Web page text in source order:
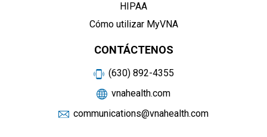
HIPAA
Cómo utilizar MyVNA
CONTÁCTENOS
(630) 892-4355
vnahealth.com
communications@vnahealth.com